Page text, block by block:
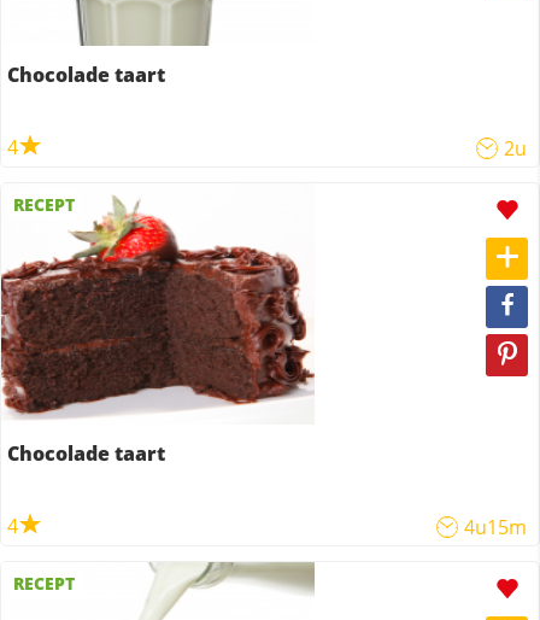
Chocolade taart
4 2u
RECEPT
Chocolade taart
4 4u15m
RECEPT